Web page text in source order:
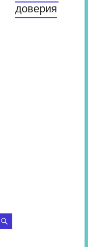
доверия